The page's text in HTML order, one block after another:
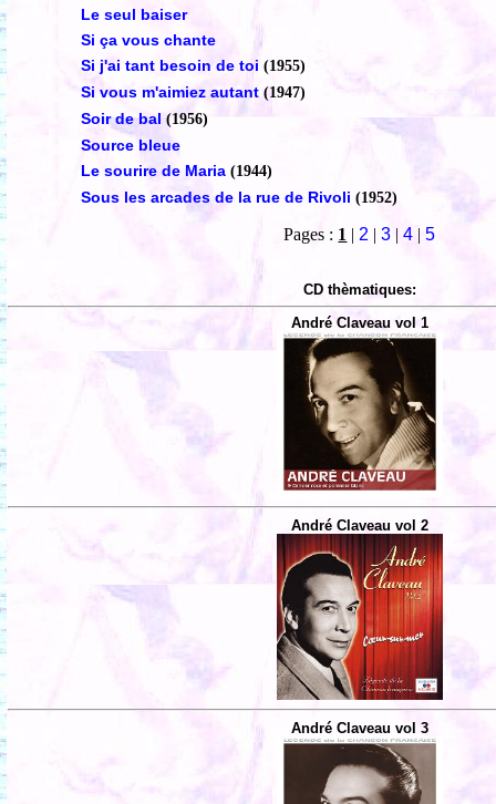
Le seul baiser
Si ça vous chante
Si j'ai tant besoin de toi (1955)
Si vous m'aimiez autant (1947)
Soir de bal (1956)
Source bleue
Le sourire de Maria (1944)
Sous les arcades de la rue de Rivoli (1952)
Pages : 1 | 2 |3 |4 |5
CD thèmatiques:
André Claveau vol 1
André Claveau vol 2
André Claveau vol 3